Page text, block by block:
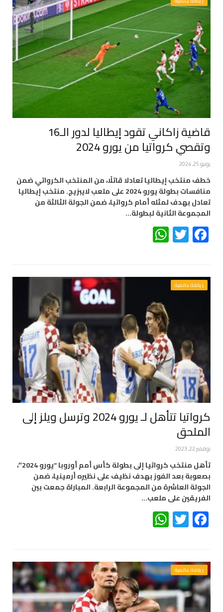
قاضية زاكاني تقود إيطاليا لدور الـ16
وتقصي كرواتيا من يورو 2024
يونيو 25, 2024
خطف منتخب إيطاليا تعادلا قاتلًا، من المنتخب الكرواتي ضمن
منافسات بطولة يورو 2024 على ملعب لايبزيج. منتخب إيطاليا
تعادل بهدف لمثله أمام كرواتيا، ضمن الجولة الثالثة من
المجموعة الثانية لبطولة…
Facebook
Twitter
رياضة عالمية
كرواتيا تتأهل لـ يورو 2024 وترسل ويلز إلى
الملحق
نوفمبر 22, 2023
تأهل منتخب كرواتيا إلى بطولة كأس أمم أوروبا “يورو 2024″،
بصعوبة بعد الفوز بهدف نظيف على نظيره أرمينيا، ضمن
الجولة العاشرة من المجموعة الرابعة. المباراة جمعت بين
الفريقين على ملعب…
Facebook
Twitter
رياضة عالمية